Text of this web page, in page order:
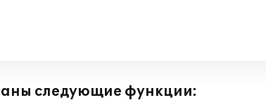
следующие функции: